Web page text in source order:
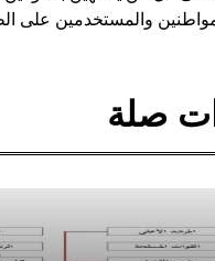
والمستخدمين على
صلة